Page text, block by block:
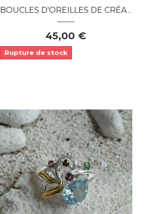
BOUCLES D'OREILLES DE CRÉATEUR 2 TONS...
45,00 €
Rupture de stock
Dans mon panier